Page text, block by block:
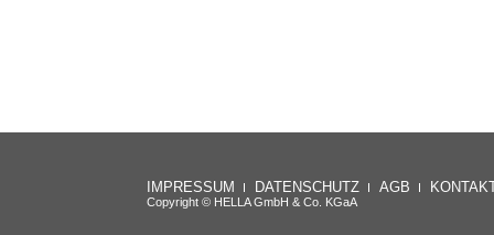
IMPRESSUM DATENSCHUTZ AGB
Copyright © HELLA GmbH & Co. KGaA